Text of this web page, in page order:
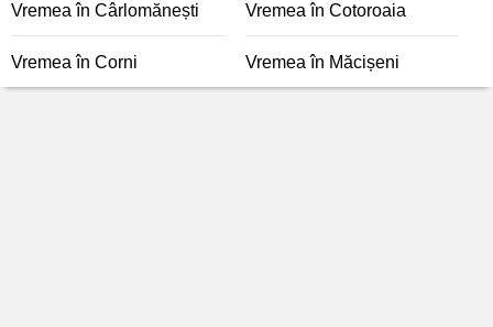
Vremea în Cârlomănești Vremea în Cotoroaia
Vremea în Corni Vremea în Măcișeni